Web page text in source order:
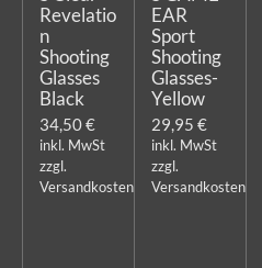
Revelatio
n
Shooting
Glasses
Black
34,50 €
inkl. MwSt
zzgl.
Versandkosten
EAR
Sport
Shooting
Glasses-
Yellow
29,95 €
inkl. MwSt
zzgl.
Versandkosten